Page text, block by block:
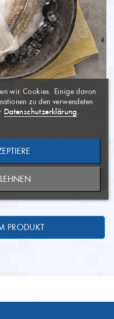
PRODUKT
×
×
×
ERSTELLEN
×
sein, um
wir Cookies. Einige davon
zu den verwendeten
Datenschutzerklärung